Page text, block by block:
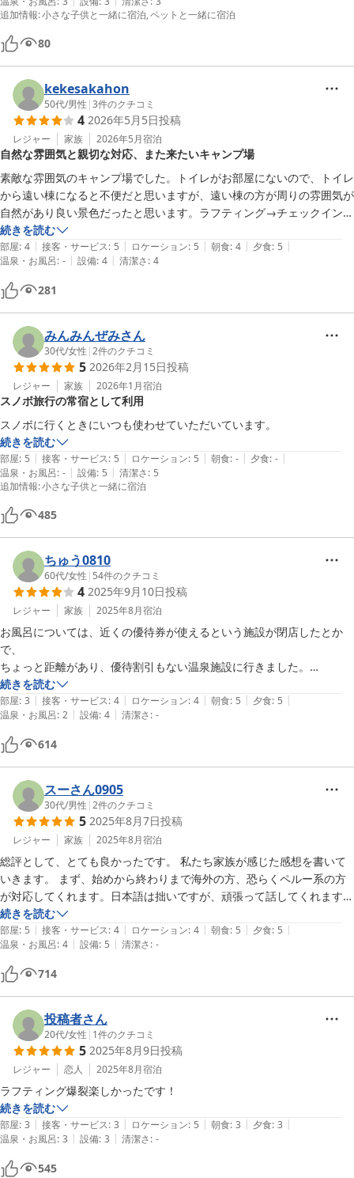
追加情報:小さな子供と一緒に宿泊 ペットと一緒に宿泊
80
kekesakahon
50代/男性 |3件のクチコミ
4 2026年5月5日投稿
レジャー 家族 2026年5月宿泊
自然な雰囲気と親切な対応、また来たいキャンプ場
素敵な雰囲気のキャンプ場でした。トイレがお部屋にないので、トイレ
から遠い棟になると不便だと思いますが、遠い棟の方が周りの雰囲気が
自然があり良い景色だったと思います。ラフティング→チェックイン→
日帰り温泉→お酒買い出し→BBQ（18時から出来るとのことでした）
消灯22時という事でしたが、この日は21時に停電になり真っ暗に。ち
ょうど食べ終わっていましたし、アクティビティで程よく疲れてすぐ寝
てしまったので問題なかったです。
夕飯のBBQは食べ盛りの子いる場合は少ないと感じると思いますが、
普通に食べる大人3人には豪華でちょうど良かったです。朝ごはんのサ
ラダ、パンは真空パックに入ってました。でもとっても美味しかったで
す。パンはレンジで温めて食べました。皆さん親切でした。是非また行
きたいと思います。
続きを読む
部屋: 4 | 接客・サービス: 5 | ロケーション: 5 | 朝食: 4 | 夕食: 5 |
温泉・お風呂: - | 設備: 4 | 清潔さ: 4
281
みんみんぜみさん
30代/女性 |2件のクチコミ
5 2026年2月15日投稿
レジャー 家族 2026年1月宿泊
スノボ旅行の常宿として利用
続きを読む
部屋: 5 | 接客・サービス: 5 | ロケーション: 5 | 朝食: - | 夕食: - |
温泉・お風呂: - | 設備: 5 | 清潔さ: 5
追加情報:小さな子供と一緒に宿泊
485
ちゅう0810
60代/女性 | 54件のクチコミ
4 2025年9月10日投稿
レジャー 家族 2025年8月宿泊
お風呂については、近くの優待券が使えるという施設が閉店したとか
で、
ちょっと距離があり、優待割引もない温泉施設に行きました。
温泉施設自体は良かったです。
バンガローは狭いですが、寝るためだけの場所と思い、
すぐそばのＢＢＱサイトでのんびりしていました。
エアコンがないとのことでしたが、確かに涼しいのですが、寝るときは
ちょっと厳しかったです。
食事は、とても満足できました。
シャワーだけでもあると嬉しいです。
ＢＢＱのあと、シャワー浴びたいので。
続きを読む
部屋: 3 | 接客・サービス: 4 | ロケーション: 4 | 朝食: 5 | 夕食: 5 |
温泉・お風呂: 2 | 設備: 4 | 清潔さ: -
614
スーさん0905
30代/男性 |2件のクチコミ
5 2025年8月7日投稿
レジャー 家族 2025年8月宿泊
総評として、とても良かったです。 私たち家族が感じた感想を書いて
いきます。 まず、始めから終わりまで海外の方、恐らくペルー系の方
が対応してくれます。日本語は拙いですが、頑張って話してくれます。
◎ラフティング 待ち合わせ時間には20分程遅れてきました。不安でこ
ちらから問い合わせしたところ他のお客様を移送するのに送れがでてい
るとのこと。
現地到着から着替え、荷物を預けてバス移動するまでの時間が無さす
ぎて焦りました。すこし急かされながら、装備を手に持ちとりあバスに
移動することに。
説明から体験、帰ってくるまでは最高です。片言ながらも、必死に盛り
上げようとしてくれている気持ちが伝わりました。
スタッフさんが皆優しいです。このお店を選んでよかったと思えまし
た。
◎キャンプ
続きを読む
部屋: 5 | 接客・サービス: 4 | ロケーション: 4 | 朝食: 5 | 夕食: 5 |
温泉・お風呂: 4 | 設備: 5 | 清潔さ: -
714
投稿者さん
20代/女性 | 1件のクチコミ
5 2025年8月9日投稿
レジャー 恋人 2025年8月宿泊
ラフティング爆裂楽しかったです！
続きを読む
部屋: 3 | 接客・サービス: 3 | ロケーション: 5 | 朝食: 3 | 夕食: 3 |
温泉・お風呂: 3 | 設備: 3 | 清潔さ: -
545